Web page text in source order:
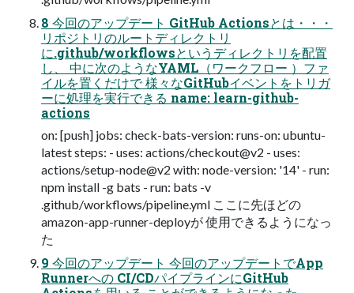
8 今回のアップデート GitHub Actionsとは・・・
リポジトリのルートディレクトリ
に.github/workflowsというディレクトリを配置
し、 中に次のようなYAML（ワークフロー ）ファ
イルを置くだけで 様々なGitHubイベントをトリガ
ーに処理を実⾏できる name: learn-github-
actions
on: [push] jobs: check-bats-version: runs-on: ubuntu-
latest steps: - uses: actions/checkout@v2 - uses:
actions/setup-node@v2 with: node-version: '14' - run:
npm install -g bats - run: bats -v
.github/workflows/pipeline.yml ここに先ほどの
amazon-app-runner-deployが 使⽤できるようになっ
た
9 今回のアップデート 今回のアップデートでApp
Runnerへの CI/CDパイプラインにGitHub